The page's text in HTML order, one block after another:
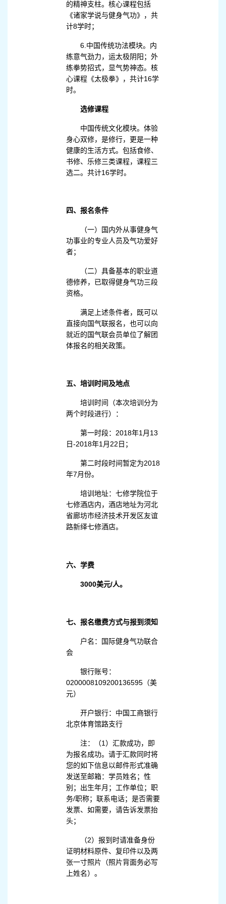
的精神支柱。核心课程包括
《诸家学说与健身气功》，共
计8学时；
6.中国传统功法模块。内
练意气劲力，运太极阴阳；外
练拳势招式，显气势神态。核
心课程《太极拳》，共计16学
时。
选修课程
中国传统文化模块。体验
身心双修，是修行，更是一种
健康的生活方式。包括食修、
书修、乐修三类课程，课程三
选二。共计16学时。
四、报名条件
（一）国内外从事健身气
功事业的专业人员及气功爱好
者；
（二）具备基本的职业道
德修养，已取得健身气功三段
资格。
满足上述条件者，既可以
直接向国气联报名，也可以向
就近的国气联会员单位了解团
体报名的相关政策。
五、培训时间及地点
培训时间（本次培训分为
两个时段进行）：
第一时段：2018年1月13
日-2018年1月22日；
第二时段时间暂定为2018
年7月份。
培训地址：七修学院位于
七修酒店内，酒店地址为河北
省廊坊市经济技术开发区友谊
路新绎七修酒店。
六、学费
3000美元/人。
七、报名缴费方式与报到须知
户名：国际健身气功联合
会
银行账号：
0200008109200136595（美
元）
开户银行：中国工商银行
北京体育馆路支行
注：（1）汇款成功，即
为报名成功。请于汇款同时将
您的如下信息以邮件形式准确
发送至邮箱：学员姓名；性
别；出生年月；工作单位；职
务/职称；联系电话；是否需要
发票、如需要，请告诉发票抬
头；
（2）报到时请准备身份
证明材料原件、复印件以及两
张一寸照片（照片背面务必写
上姓名）。